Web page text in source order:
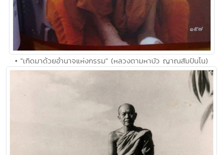
• "เกิดมาด้วยอำนาจแห่งกรรม" (หลวงตามหาบัว ญาณสัมปันโน)